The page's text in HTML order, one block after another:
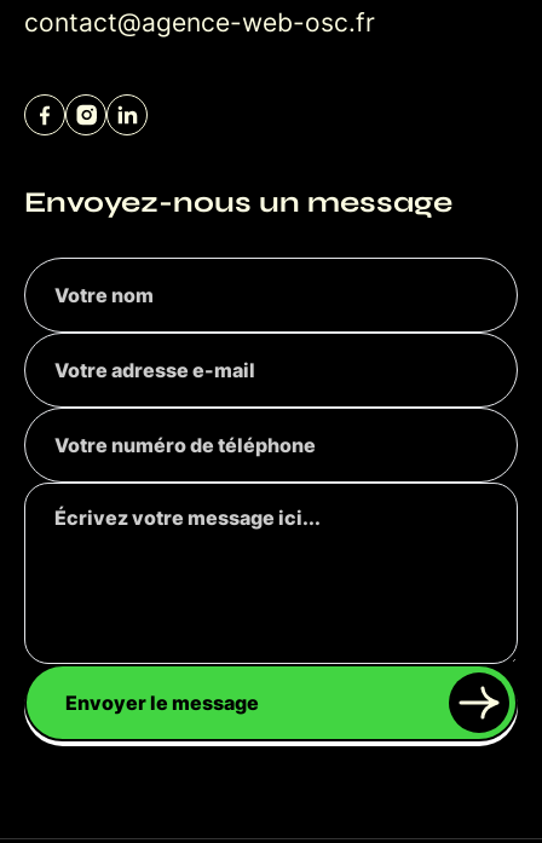
contact@agence-web-osc.fr
Envoyez-nous un message
Envoyer le message